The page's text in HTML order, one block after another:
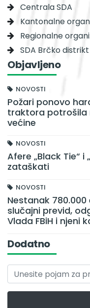
Centrala SDA
Kantonalne
Regionalne
SDA Brčko distrikt
Objavljeno
NOVOSTI
Požari ponovo
traktora potrošila
većine
NOVOSTI
Afere „Black Tie“ i
zataškati
NOVOSTI
Nestanak
slučajni previd,
Vlada FBiH i njeni
Dodatno